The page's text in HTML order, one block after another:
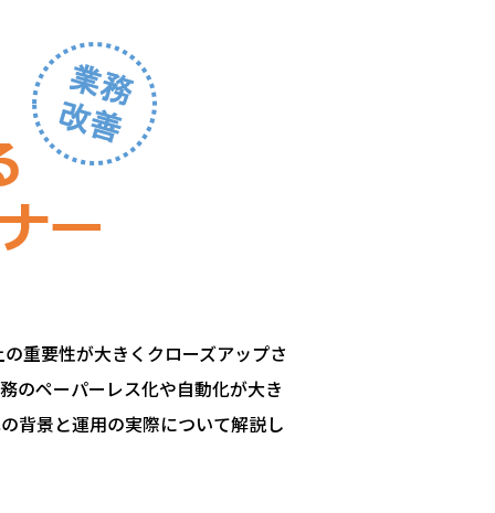
重要性が大きくクローズアップさ
のペーパーレス化や自動化が大き
背景と運用の実際について解説し